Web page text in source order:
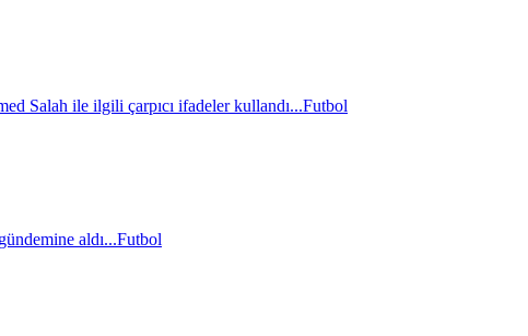
Salah ile ilgili çarpıcı ifadeler kullandı...Futbol
aldı...Futbol